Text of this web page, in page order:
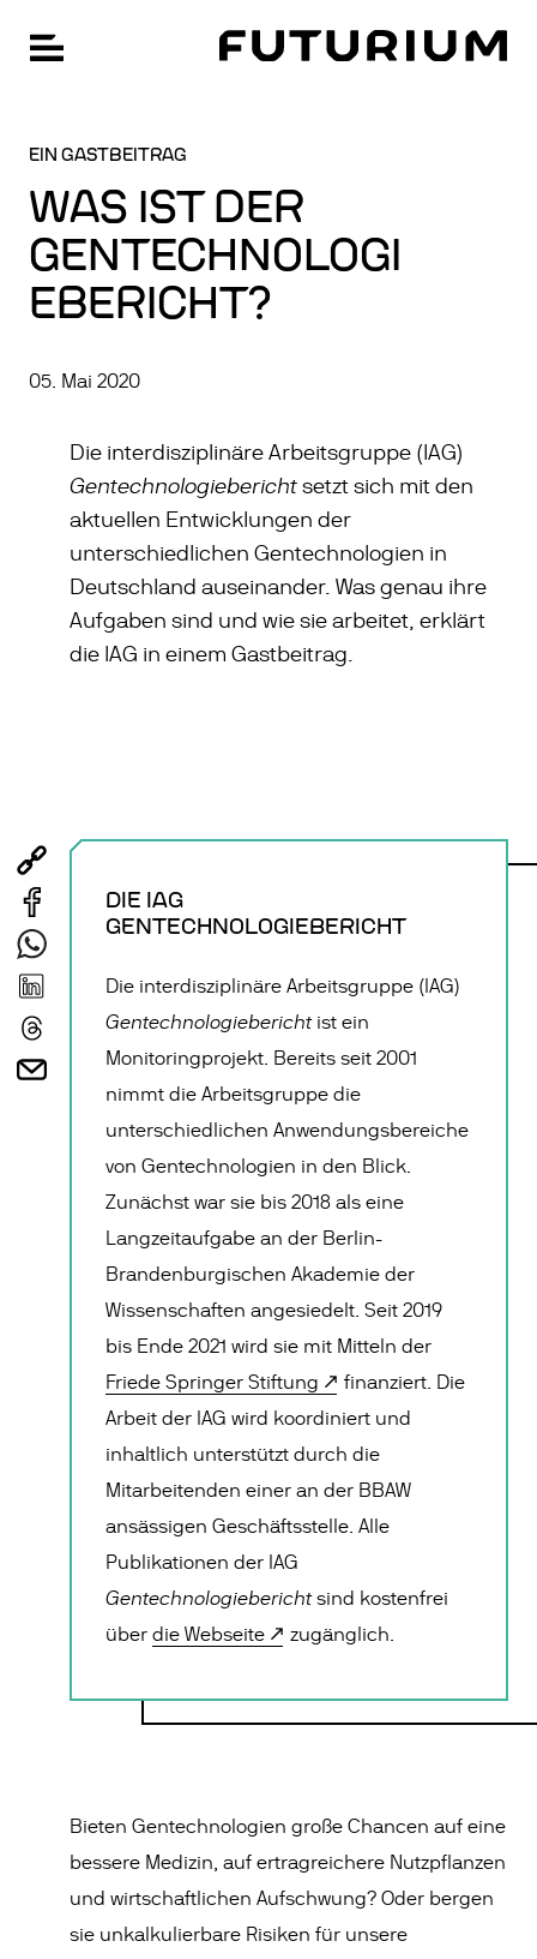
Zum
Hauptinhalt
Hauptnavigation öffnen
SPRACHE WECHSELN: ENGLISCH
EIN GASTBEITRAG
WAS IST DER
GENTECHNOLOGI
EBERICHT?
05. Mai 2020
Die interdisziplinäre Arbeitsgruppe (IAG)
Gentechnologiebericht setzt sich mit den
aktuellen Entwicklungen der
unterschiedlichen Gentechnologien in
Deutschland auseinander. Was genau ihre
Aufgaben sind und wie sie arbeitet, erklärt
die IAG in einem Gastbeitrag.
DIE IAG
GENTECHNOLOGIEBERICHT
Die interdisziplinäre Arbeitsgruppe (IAG)
Gentechnologieberichtist ein
Monitoringprojekt. Bereits seit 2001
nimmt die Arbeitsgruppe die
unterschiedlichen Anwendungsbereiche
von Gentechnologien in den Blick.
Zunächst war sie bis 2018 als eine
Langzeitaufgabe an der Berlin-
Brandenburgischen Akademie der
Wissenschaften angesiedelt. Seit 2019
bis Ende 2021 wird sie mit Mitteln der
Friede Springer Stiftung
finanziert. Die
Arbeit der IAG wird koordiniert und
inhaltlich unterstützt durch die
Mitarbeitenden einer an der BBAW
ansässigen Geschäftsstelle. Alle
Publikationen der IAG
Gentechnologieberichtsind kostenfrei
überdie Webseite zugänglich.
Bieten Gentechnologien große Chancen auf eine
bessere Medizin, auf ertragreichere Nutzpflanzen
und wirtschaftlichen Aufschwung? Oder bergen
sie unkalkulierbare Risiken für unsere